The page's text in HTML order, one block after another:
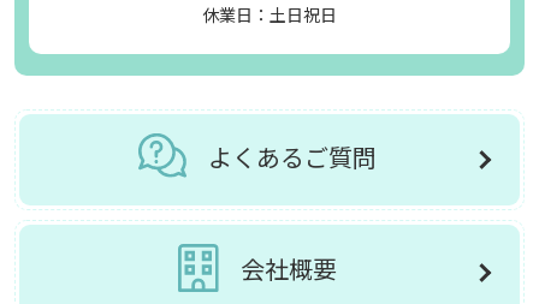
休業日：土日祝日
よくあるご質問
会社概要